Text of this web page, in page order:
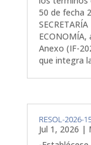
50 de fecha
Anexo (IF-
que integra
RESOL-2026-
Jul 1, 2026 |